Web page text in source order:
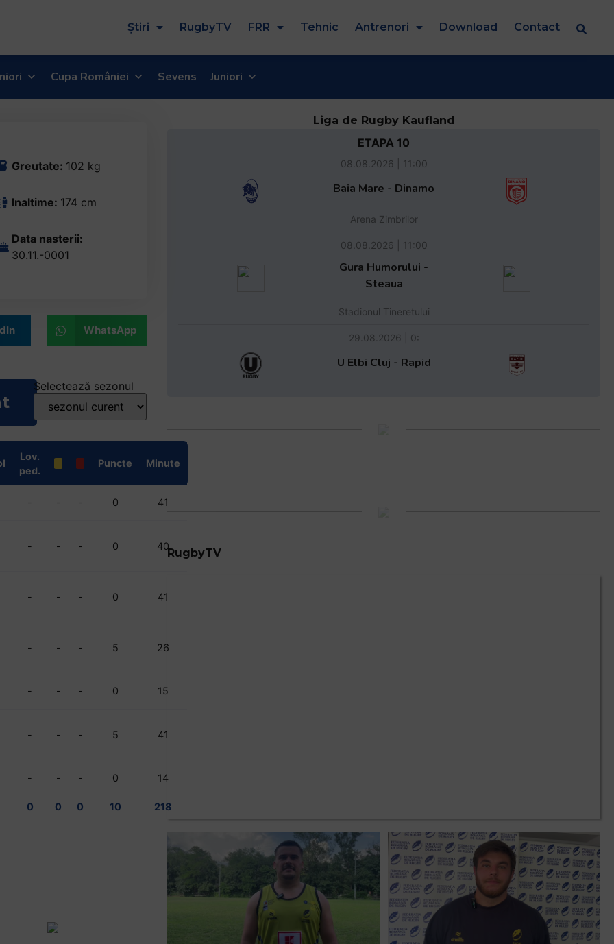
Știri RugbyTV FRR Tehnic Antrenori Download Contact
Cupa României Sevens Juniori
Greutate: 102 kg
Inaltime: 174 cm
Data nasterii:
30.11.-0001
WhatsApp
Selectează sezonul
Lov.
ped.
Puncte Minute
- - - 0 41
- - - 0 40
- - - 0 41
- - - 5 26
- - - 0 15
- - - 5 41
- - - 0 14
0 0 0 10 218
Liga de Rugby Kaufland
ETAPA 10
08.08.2026 | 11:00
Baia Mare - Dinamo
Arena Zimbrilor
08.08.2026 | 11:00
Gura Humorului -
Steaua
Stadionul Tineretului
29.08.2026 | 0:
U Elbi Cluj - Rapid
RugbyTV